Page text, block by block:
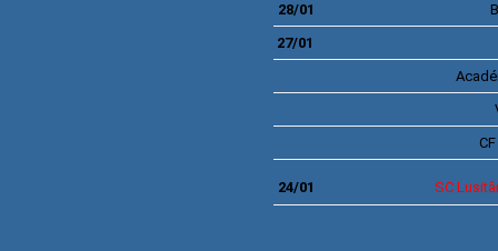
28/01
27/01
CF
24/01 SC